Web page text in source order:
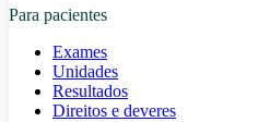
Para pacientes
Exames
Unidades
Resultados
Direitos e deveres